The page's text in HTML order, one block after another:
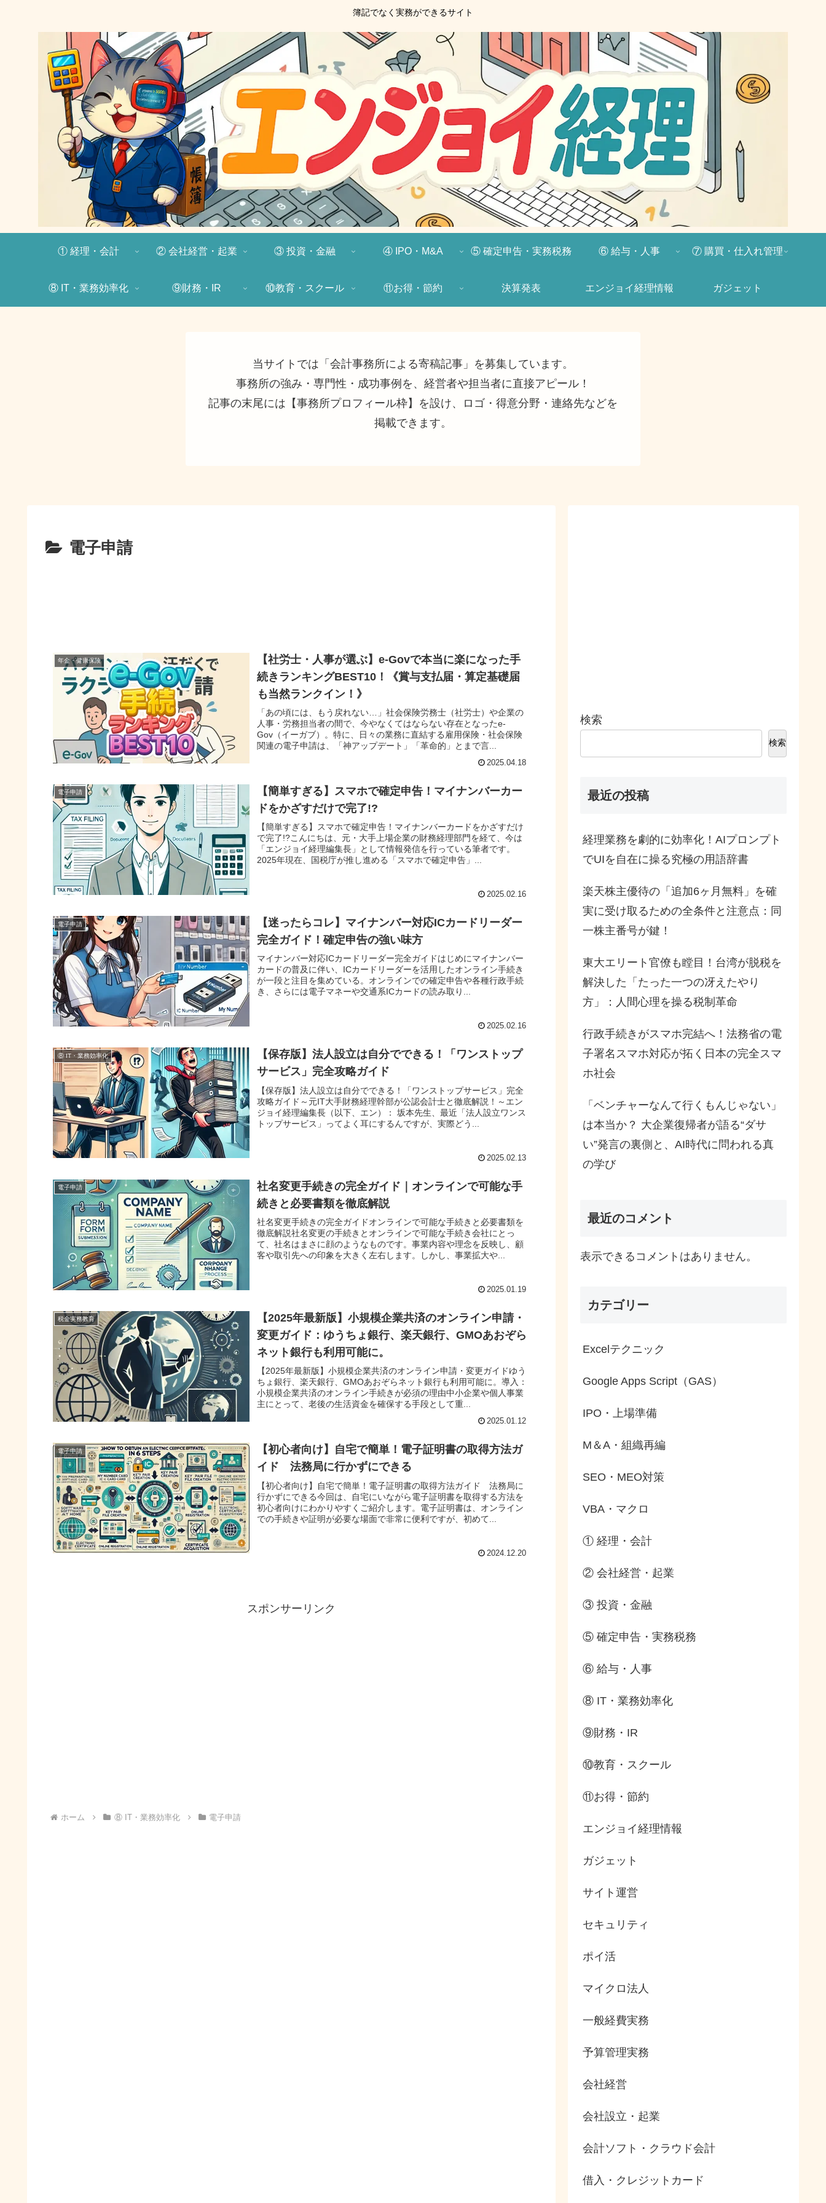
簿記でなく実務ができるサイト
① 経理・会計 ② 会社経営・起業 ③ 投資・金融 ④ IPO・M&A ⑤ 確定申告・実務税務 ⑥ 給与・人事 ⑦ 購買・仕入れ管理
⑧ IT・業務効率化 ⑨財務・IR ⑩教育・スクール ⑪お得・節約 決算発表 エンジョイ経理情報 ガジェット
当サイトでは「会計事務所による寄稿記事」を募集しています。
事務所の強み・専門性・成功事例を、経営者や担当者に直接アピール！
記事の末尾には【事務所プロフィール枠】を設け、ロゴ・得意分野・連絡先などを
掲載できます。
電子申請
年金・健康保険
【社労士・人事が選ぶ】e-Govで本当に楽になった手
続きランキングBEST10！《賞与支払届・算定基礎届
も当然ランクイン！》
「あの頃には、もう戻れない…」社会保険労務士（社労士）や企業の
人事・労務担当者の間で、今やなくてはならない存在となったe-
Gov（イーガブ）。特に、日々の業務に直結する雇用保険・社会保険
関連の電子申請は、「神アップデート」「革命的」とまで言...
2025.04.18
電子申請
【簡単すぎる】スマホで確定申告！マイナンバーカー
ドをかざすだけで完了!?
【簡単すぎる】スマホで確定申告！マイナンバーカードをかざすだけ
で完了!?こんにちは、元・大手上場企業の財務経理部門を経て、今は
「エンジョイ経理編集長」として情報発信を行っている筆者です。
2025年現在、国税庁が推し進める「スマホで確定申告」...
2025.02.16
電子申請
【迷ったらコレ】マイナンバー対応ICカードリーダー
完全ガイド！確定申告の強い味方
マイナンバー対応ICカードリーダー完全ガイドはじめにマイナンバー
カードの普及に伴い、ICカードリーダーを活用したオンライン手続き
が一段と注目を集めている。オンラインでの確定申告や各種行政手続
き、さらには電子マネーや交通系ICカードの読み取り...
2025.02.16
⑧ IT・業務効率化
【保存版】法人設立は自分でできる！「ワンストップ
サービス」完全攻略ガイド
【保存版】法人設立は自分でできる！「ワンストップサービス」完全
攻略ガイド～元IT大手財務経理幹部が公認会計士と徹底解説！～エン
ジョイ経理編集長（以下、エン）： 坂本先生、最近「法人設立ワンス
トップサービス」ってよく耳にするんですが、実際どう...
2025.02.13
電子申請
社名変更手続きの完全ガイド｜オンラインで可能な手
続きと必要書類を徹底解説
社名変更手続きの完全ガイドオンラインで可能な手続きと必要書類を
徹底解説社名変更の手続きとオンラインで可能な手続き会社にとっ
て、社名はまさに顔のようなものです。事業内容や理念を反映し、顧
客や取引先への印象を大きく左右します。しかし、事業拡大や...
2025.01.19
税金実務教育
【2025年最新版】小規模企業共済のオンライン申請・
変更ガイド：ゆうちょ銀行、楽天銀行、GMOあおぞら
ネット銀行も利用可能に。
【2025年最新版】小規模企業共済のオンライン申請・変更ガイドゆう
ちょ銀行、楽天銀行、GMOあおぞらネット銀行も利用可能に。導入：
小規模企業共済のオンライン手続きが必須の理由中小企業や個人事業
主にとって、老後の生活資金を確保する手段として重...
2025.01.12
電子申請
【初心者向け】自宅で簡単！電子証明書の取得方法ガ
イド 法務局に行かずにできる
【初心者向け】自宅で簡単！電子証明書の取得方法ガイド 法務局に
行かずにできる今回は、自宅にいながら電子証明書を取得する方法を
初心者向けにわかりやすくご紹介します。電子証明書は、オンライン
での手続きや証明が必要な場面で非常に便利ですが、初めて...
2024.12.20
スポンサーリンク
ホーム ⑧ IT・業務効率化 電子申請
検索
検索
最近の投稿
経理業務を劇的に効率化！AIプロンプト
でUIを自在に操る究極の用語辞書
楽天株主優待の「追加6ヶ月無料」を確
実に受け取るための全条件と注意点：同
一株主番号が鍵！
東大エリート官僚も瞠目！台湾が脱税を
解決した「たった一つの冴えたやり
方」：人間心理を操る税制革命
行政手続きがスマホ完結へ！法務省の電
子署名スマホ対応が拓く日本の完全スマ
ホ社会
「ベンチャーなんて行くもんじゃない」
は本当か？ 大企業復帰者が語る“ダサ
い”発言の裏側と、AI時代に問われる真
の学び
最近のコメント
表示できるコメントはありません。
カテゴリー
Excelテクニック
Google Apps Script（GAS）
IPO・上場準備
M＆A・組織再編
SEO・MEO対策
VBA・マクロ
① 経理・会計
② 会社経営・起業
③ 投資・金融
⑤ 確定申告・実務税務
⑥ 給与・人事
⑧ IT・業務効率化
⑨財務・IR
⑩教育・スクール
⑪お得・節約
エンジョイ経理情報
ガジェット
サイト運営
セキュリティ
ポイ活
マイクロ法人
一般経費実務
予算管理実務
会社経営
会社設立・起業
会計ソフト・クラウド会計
借入・クレジットカード